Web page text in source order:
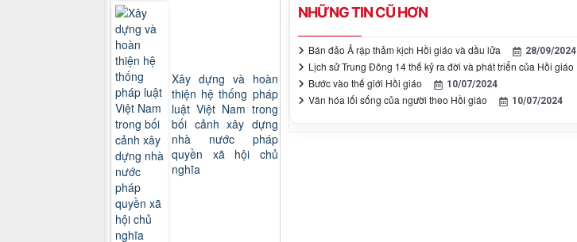
NHỮNG TIN CŨ HƠN
Bán đảo Ả rập thảm kịch Hồi giáo và dầu lửa 28/09/2024
Lịch sử Trung Đông 14 thế kỷ ra đời và phát triển của Hồi giáo
Bước vào thế giới Hồi giáo 10/07/2024
Văn hóa lối sống của người theo Hồi giáo 10/07/2024
Xây dựng và hoàn
thiện hệ thống pháp
luật Việt Nam trong
bối cảnh xây dựng
nhà nước pháp
quyền xã hội chủ
nghĩa